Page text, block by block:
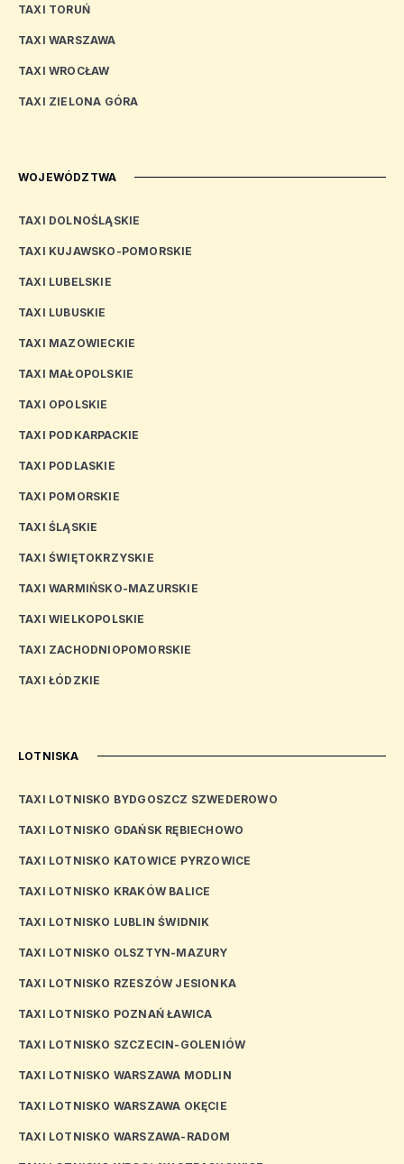
TAXI TORUŃ
TAXI WARSZAWA
TAXI WROCŁAW
TAXI ZIELONA GÓRA
WOJEWÓDZTWA
TAXI DOLNOŚLĄSKIE
TAXI KUJAWSKO-POMORSKIE
TAXI LUBELSKIE
TAXI LUBUSKIE
TAXI MAZOWIECKIE
TAXI MAŁOPOLSKIE
TAXI OPOLSKIE
TAXI PODKARPACKIE
TAXI PODLASKIE
TAXI POMORSKIE
TAXI ŚLĄSKIE
TAXI ŚWIĘTOKRZYSKIE
TAXI WARMIŃSKO-MAZURSKIE
TAXI WIELKOPOLSKIE
TAXI ZACHODNIOPOMORSKIE
TAXI ŁÓDZKIE
LOTNISKA
TAXI LOTNISKO BYDGOSZCZ SZWEDEROWO
TAXI LOTNISKO GDAŃSK RĘBIECHOWO
TAXI LOTNISKO KATOWICE PYRZOWICE
TAXI LOTNISKO KRAKÓW BALICE
TAXI LOTNISKO LUBLIN ŚWIDNIK
TAXI LOTNISKO OLSZTYN-MAZURY
TAXI LOTNISKO RZESZÓW JESIONKA
TAXI LOTNISKO POZNAŃ ŁAWICA
TAXI LOTNISKO SZCZECIN-GOLENIÓW
TAXI LOTNISKO WARSZAWA MODLIN
TAXI LOTNISKO WARSZAWA OKĘCIE
TAXI LOTNISKO WARSZAWA-RADOM